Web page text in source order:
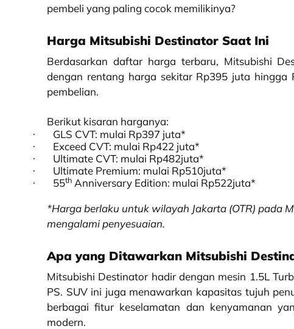
pembeli yang paling cocok memilikinya?
Harga Mitsubishi Destinator Saat Ini
Berdasarkan daftar harga terbaru, Mitsubishi
dengan rentang harga sekitar Rp395 juta
pembelian.
Berikut kisaran harganya:
· GLS CVT: mulai Rp397 juta*
· Exceed CVT: mulai Rp422 juta*
· Ultimate CVT: mulai Rp482juta*
· Ultimate Premium: mulai Rp510juta*
· 55th Anniversary Edition: mulai Rp522juta*
*Harga berlaku untuk wilayah Jakarta (OTR) pada
mengalami penyesuaian.
Apa yang Ditawarkan Mitsubishi
Mitsubishi Destinator hadir dengan mesin 1.5L
PS. SUV ini juga menawarkan kapasitas tujuh
berbagai fitur keselamatan dan kenyamanan
modern.